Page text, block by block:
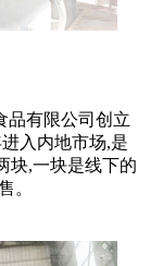
品有限公司创立
入内地市场,是
块,一块是线下的
。